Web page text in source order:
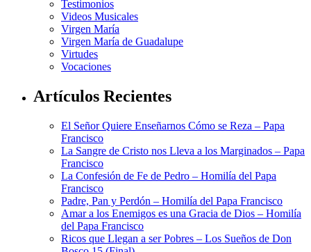
Testimonios
Videos Musicales
Virgen María
Virgen María de Guadalupe
Virtudes
Vocaciones
Artículos Recientes
El Señor Quiere Enseñarnos Cómo se Reza – Papa
Francisco
La Sangre de Cristo nos Lleva a los Marginados – Papa
Francisco
La Confesión de Fe de Pedro – Homilía del Papa
Francisco
Padre, Pan y Perdón – Homilía del Papa Francisco
Amar a los Enemigos es una Gracia de Dios – Homilía
del Papa Francisco
Ricos que Llegan a ser Pobres – Los Sueños de Don